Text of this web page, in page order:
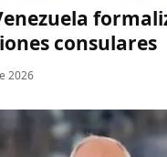
consulares
2026